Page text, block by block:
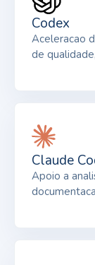
Codex
Aceleracao
de
Claude
Apoio a